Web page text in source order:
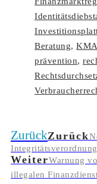
Beratung,
prävention,
ZurückZurück
WeiterWarnung
illegalen